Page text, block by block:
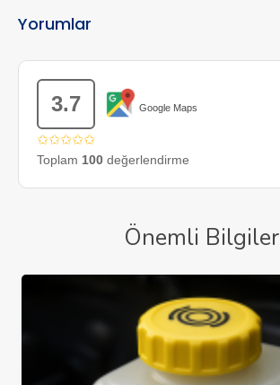
Yorumlar
3.7 Google Maps
✩✩✩✩✩
Toplam 100 değerlendirme
Önemli Bilgiler